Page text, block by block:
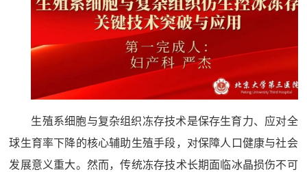
生殖系细胞与复杂组织冻存技术是保存生育力、应对全
球生育率下降的核心辅助生殖手段，对保障人口健康与社会
发展意义重大。然而，传统冻存技术长期面临冰晶损伤不可